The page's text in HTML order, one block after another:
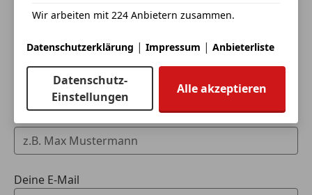
Keine Haftung für Druck- u. Schreibfehler
(unverbindlich).
Fahrzeugdaten hinzufügen
Dein Name
Deine E-Mail
Wir arbeiten mit 224 Anbietern zusammen.
Datenschutzerklärung | Impressum | Anbieterliste
Datenschutz-
Einstellungen
Alle akzeptieren